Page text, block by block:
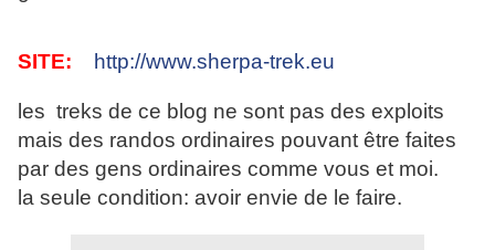
SITE: http://www.sherpa-trek.eu
les treks de ce blog ne sont pas des exploits
mais des randos ordinaires pouvant être faites
par des gens ordinaires comme vous et moi.
la seule condition: avoir envie de le faire.